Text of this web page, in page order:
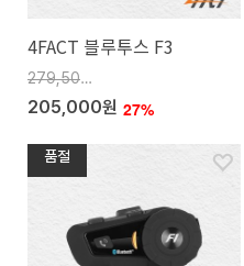
4FACT 블루투스 F3
279,500원
205,000원 27%
품절